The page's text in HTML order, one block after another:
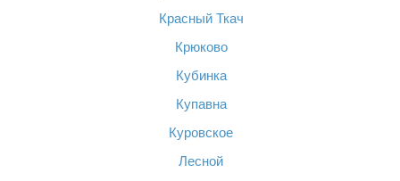
Красный Ткач
Крюково
Кубинка
Купавна
Куровское
Лесной